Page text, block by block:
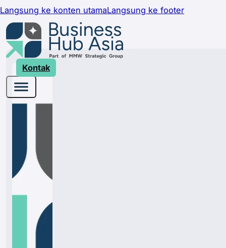
Langsung ke konten utamaLangsung ke footer
Kontak